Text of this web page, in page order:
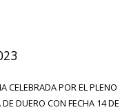
CELEBRADA POR EL PLENO
DUERO CON FECHA 14 DE